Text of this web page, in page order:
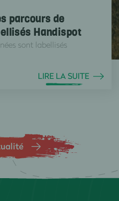
parcours de
Handispot
sont labellisés
LIRE LA SUITE